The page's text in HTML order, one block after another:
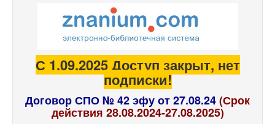
С 1.09.2025 Доступ закрыт, нет
подписки!
Договор СПО № 42 эфу от 27.08.24(Срок
действия 28.08.2024-27.08.2025)